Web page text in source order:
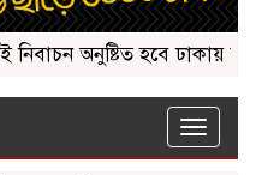
অনু‌ষ্টিত হ‌বে ঢাকায়
Toggle